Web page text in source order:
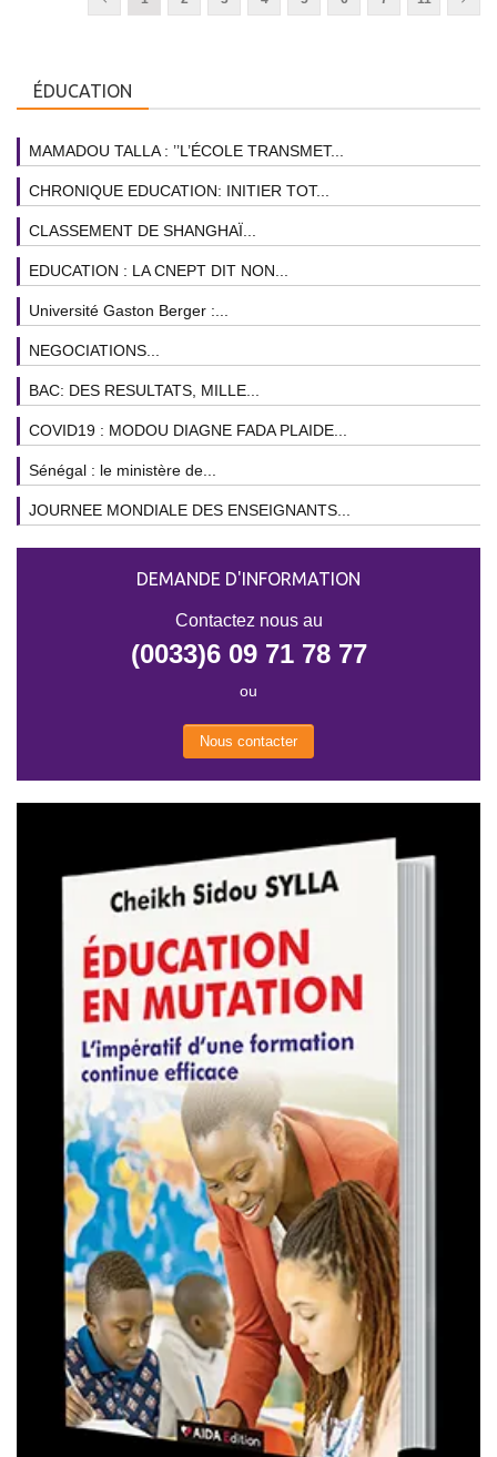
ÉDUCATION
MAMADOU TALLA : ’’L’ÉCOLE TRANSMET...
CHRONIQUE EDUCATION: INITIER TOT...
CLASSEMENT DE SHANGHAÏ...
EDUCATION : LA CNEPT DIT NON...
Université Gaston Berger :...
NEGOCIATIONS...
BAC: DES RESULTATS, MILLE...
COVID19 : MODOU DIAGNE FADA PLAIDE...
Sénégal : le ministère de...
JOURNEE MONDIALE DES ENSEIGNANTS...
DEMANDE D'INFORMATION
Contactez nous au
(0033)6 09 71 78 77
ou
Nous contacter